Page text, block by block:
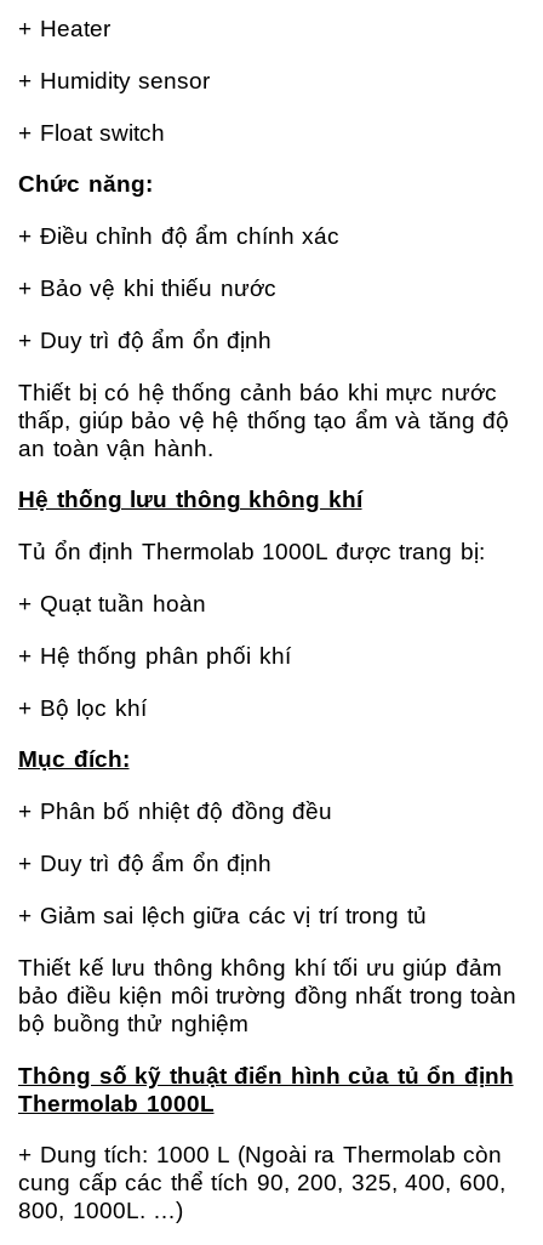
+ Heater
+ Humidity sensor
+ Float switch
Chức năng:
+ Điều chỉnh độ ẩm chính xác
+ Bảo vệ khi thiếu nước
+ Duy trì độ ẩm ổn định
Thiết bị có hệ thống cảnh báo khi mực nước
thấp, giúp bảo vệ hệ thống tạo ẩm và tăng độ
an toàn vận hành.
Hệ thống lưu thông không khí
Tủ ổn định Thermolab 1000L được trang bị:
+ Quạt tuần hoàn
+ Hệ thống phân phối khí
+ Bộ lọc khí
Mục đích:
+ Phân bố nhiệt độ đồng đều
+ Duy trì độ ẩm ổn định
+ Giảm sai lệch giữa các vị trí trong tủ
Thiết kế lưu thông không khí tối ưu giúp đảm
bảo điều kiện môi trường đồng nhất trong toàn
bộ buồng thử nghiệm
Thông số kỹ thuật điển hình của tủ ổn định
Thermolab 1000L
+ Dung tích: 1000 L (Ngoài ra Thermolab còn
cung cấp các thể tích 90, 200, 325, 400, 600,
800, 1000L. …)